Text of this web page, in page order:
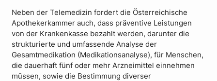
Neben der Telemedizin fordert die Österreichische
Apothekerkammer auch, dass präventive Leistungen
von der Krankenkasse bezahlt werden, darunter die
strukturierte und umfassende Analyse der
Gesamtmedikation (Medikationsanalyse), für Menschen,
die dauerhaft fünf oder mehr Arzneimittel einnehmen
müssen, sowie die Bestimmung diverser